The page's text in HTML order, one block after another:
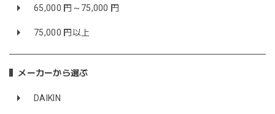
65,000 円～75,000 円
75,000 円以上
メーカーから選ぶ
DAIKIN